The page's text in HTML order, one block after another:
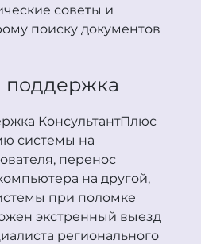
советы и
поиску документов
поддержка
КонсультантПлюс
системы на
перенос
на другой,
при поломке
экстренный выезд
регионального